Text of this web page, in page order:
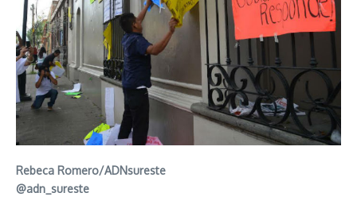
Rebeca Romero/ADNsureste
@adn_sureste